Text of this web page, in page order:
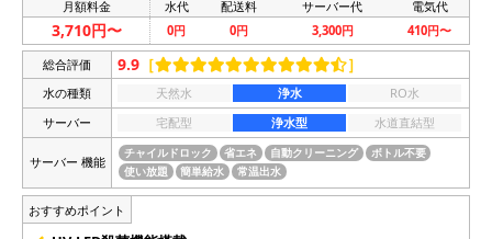
月額料金 水代 配送料 サーバー代 電気代
3,710円〜 0円 0円 3,300円 410円〜
総合評価 9.9 ［ ］
水の種類 天然水 浄水
RO水
サーバー
宅配型 浄水型 水道直結型
サーバー 機能
チャイルドロック 省エネ 自動クリーニング
ボトル不要
使い放題
簡単給水 常温出水
おすすめポイント